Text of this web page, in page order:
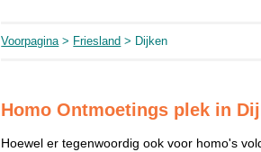
Voorpagina> Friesland > Dijken
Homo Ontmoetings plek in
Hoewel er tegenwoordig ook voor homo's